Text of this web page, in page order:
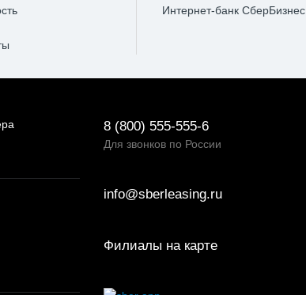
Интернет-банк СберБизнес
8 (800) 555-555-6
Для звонков по России
info@sberleasing.ru
Филиалы на карте